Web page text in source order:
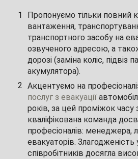
Пропонуємо тільки повний
вантаження,
транспортного засобу на
озвученого адресою, а
дорозі (заміна коліс, підвіз
акумулятора).
Акцентуємо на
послуг з евакуації
років, за цей проміжок часу
кваліфікована команда
професіоналів: менеджера,
евакуаторів. Злагодженість
співробітників досягла